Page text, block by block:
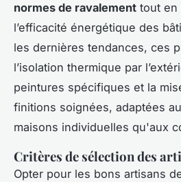
normes de ravalement tout en
l’efficacité énergétique des
les dernières tendances, ces
l’isolation thermique par
peintures spécifiques et la
finitions soignées, adaptées
maisons individuelles qu'aux
Critères de sélection des
Opter pour les bons artisans